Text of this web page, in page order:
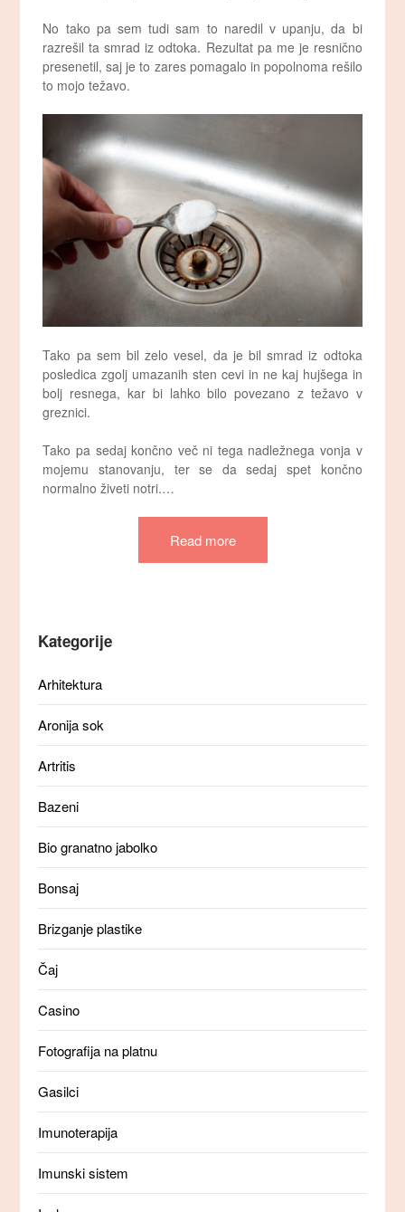
No tako pa sem tudi sam to naredil v upanju, da bi
razrešil ta smrad iz odtoka. Rezultat pa me je resnično
presenetil, saj je to zares pomagalo in popolnoma rešilo
to mojo težavo.
Tako pa sem bil zelo vesel, da je bil smrad iz odtoka
posledica zgolj umazanih sten cevi in ne kaj hujšega in
bolj resnega, kar bi lahko bilo povezano z težavo v
greznici.
Tako pa sedaj končno več ni tega nadležnega vonja v
mojemu stanovanju, ter se da sedaj spet končno
normalno živeti notri.…
Read more
Kategorije
Arhitektura
Aronija sok
Artritis
Bazeni
Bio granatno jabolko
Bonsaj
Brizganje plastike
Čaj
Casino
Fotografija na platnu
Gasilci
Imunoterapija
Imunski sistem